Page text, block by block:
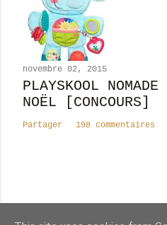
novembre 02, 2015
PLAYSKOOL
NOËL [CONCOURS]
Partager 198 commentaires